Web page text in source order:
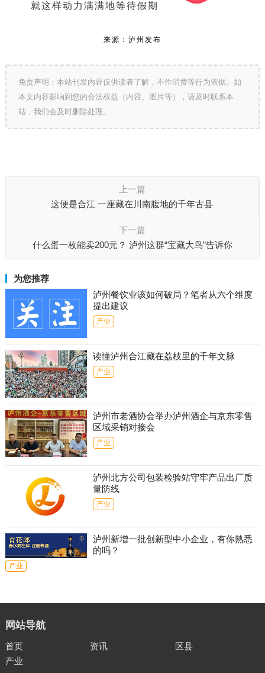
就这样动力满满地等待假期
来源：泸州发布
免责声明：本站刊发内容仅供读者了解，不作消费等行为依据。如
本文内容影响到您的合法权益（内容、图片等），请及时联系本
站，我们会及时删除处理。
上一篇
这便是合江 一座藏在川南腹地的千年古县
下一篇
什么蛋一枚能卖200元？ 泸州这群“宝藏大鸟”告诉你
为您推荐
泸州餐饮业该如何破局？笔者从六个维度
提出建议
产业
读懂泸州合江藏在荔枝里的千年文脉
产业
泸州市老酒协会举办泸州酒企与京东零售
区域采销对接会
产业
泸州北方公司包装检验站守牢产品出厂质
量防线
产业
泸州新增一批创新型中小企业，有你熟悉
的吗？
产业
网站导航
首页 资讯
区县
产业